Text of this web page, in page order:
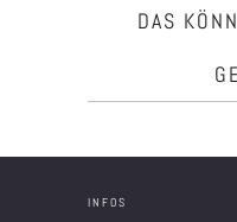
DAS
INFOS